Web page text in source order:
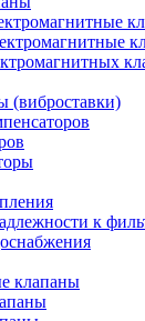
(виброставки)
к
клапаны